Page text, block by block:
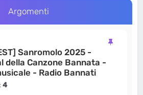
Argomenti
Sanromolo 2025 -
della Canzone Bannata -
- Radio Bannati
4